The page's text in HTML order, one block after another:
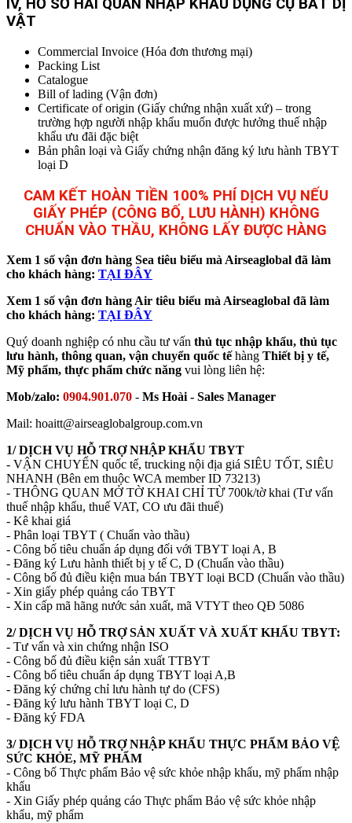
IV, HỒ SƠ HẢI QUAN NHẬP KHẨU DỤNG CỤ BẮT DỊ
VẬT
Commercial Invoice (Hóa đơn thương mại)
Packing List
Catalogue
Bill of lading (Vận đơn)
Certificate of origin (Giấy chứng nhận xuất xứ) – trong
trường hợp người nhập khẩu muốn được hưởng thuế nhập
khẩu ưu đãi đặc biệt
Bản phân loại và Giấy chứng nhận đăng ký lưu hành TBYT
loại D
CAM KẾT HOÀN TIỀN 100% PHÍ DỊCH VỤ NẾU
GIẤY PHÉP (CÔNG BỐ, LƯU HÀNH) KHÔNG
CHUẨN VÀO THẦU, KHÔNG LẤY ĐƯỢC HÀNG
Xem 1 số vận đơn hàng Sea tiêu biểu mà Airseaglobal đã làm
cho khách hàng: TẠI ĐÂY
Xem 1 số vận đơn hàng Air tiêu biểu mà Airseaglobal đã làm
cho khách hàng: TẠI ĐÂY
Quý doanh nghiệp có nhu cầu tư vấn thủ tục nhập khẩu, thủ tục
lưu hành, thông quan, vận chuyển quốc tếhàng Thiết bị y tế,
Mỹ phẩm, thực phẩm chức năng vui lòng liên hệ:
Mob/zalo: 0904.901.070 - Ms Hoài - Sales Manager
Mail: hoaitt@airseaglobalgroup.com.vn
1/ DỊCH VỤ HỖ TRỢ NHẬP KHẨU TBYT
- VẬN CHUYỂN quốc tế, trucking nội địa giá SIÊU TỐT, SIÊU
NHANH (Bên em thuộc WCA member ID 73213)
- THÔNG QUAN MỞ TỜ KHAI CHỈ TỪ 700k/tờ khai (Tư vấn
thuế nhập khẩu, thuế VAT, CO ưu đãi thuế)
- Kê khai giá
- Phân loại TBYT ( Chuẩn vào thầu)
- Công bố tiêu chuẩn áp dụng đối với TBYT loại A, B
- Đăng ký Lưu hành thiết bị y tế C, D (Chuẩn vào thầu)
- Công bố đủ điều kiện mua bán TBYT loại BCD (Chuẩn vào thầu)
- Xin giấy phép quảng cáo TBYT
- Xin cấp mã hãng nước sản xuất, mã VTYT theo QĐ 5086
2/ DỊCH VỤ HỖ TRỢ SẢN XUẤT VÀ XUẤT KHẨU TBYT:
- Tư vấn và xin chứng nhận ISO
- Công bố đủ điều kiện sản xuất TTBYT
- Công bố tiêu chuẩn áp dụng TBYT loại A,B
- Đăng ký chứng chỉ lưu hành tự do (CFS)
- Đăng ký lưu hành TBYT loại C, D
- Đăng ký FDA
3/ DỊCH VỤ HỖ TRỢ NHẬP KHẨU THỰC PHẨM BẢO VỆ
SỨC KHỎE, MỸ PHẨM
- Công bố Thực phẩm Bảo vệ sức khỏe nhập khẩu, mỹ phẩm nhập
khẩu
- Xin Giấy phép quảng cáo Thực phẩm Bảo vệ sức khỏe nhập
khẩu, mỹ phẩm